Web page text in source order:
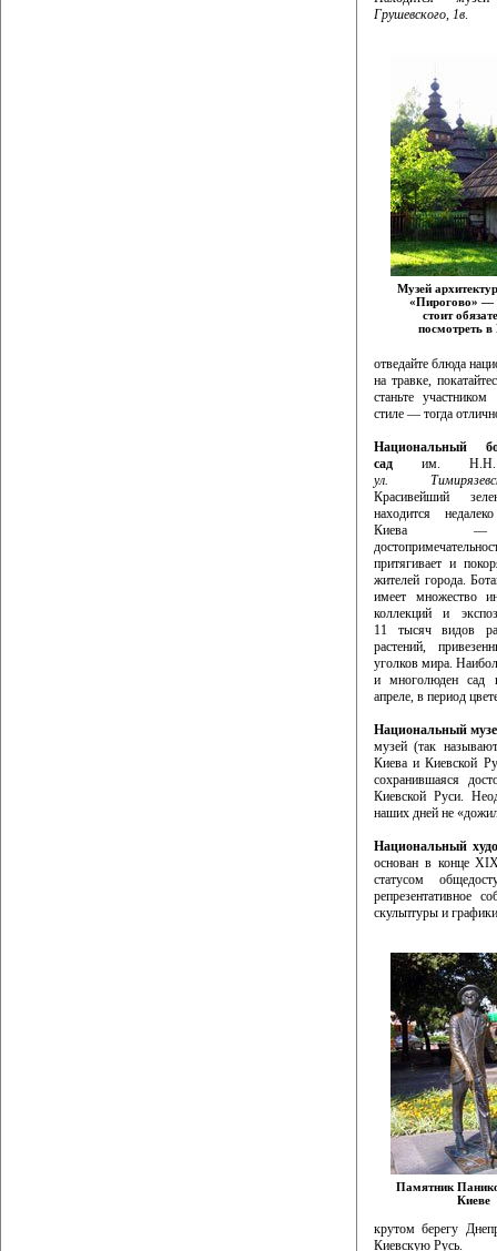
Грушевского, 1в.
Музей
«Пирогово» —
стоит
посмотреть в
отведайте блюда
на травке,
станьте
стиле — тогда
Национальный
сад им. Н.Н.
ул.
Красивейший
находится
Киева
притягивает и
жителей города.
имеет множество
коллекций и
11 тысяч видов
растений,
уголков мира.
и многолюден
апреле, в период
Национальный
музей (так
Киева и Киевской
сохранившаяся
Киевской Руси.
наших дней не
Национальный
основан в конце
статусом
репрезентативное
скульптуры и
Памятник
Киеве
крутом берегу
Киевскую Русь.